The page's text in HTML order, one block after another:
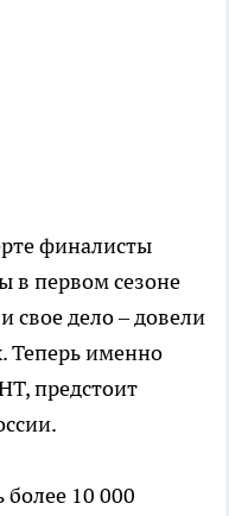
финалисты
в первом сезоне
свое дело – довели
Теперь именно
предстоит
более 10 000